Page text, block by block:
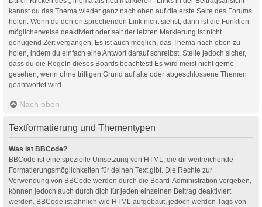
kannst du das Thema wieder ganz nach oben auf die erste Seite des Forums
holen. Wenn du den entsprechenden Link nicht siehst, dann ist die Funktion
möglicherweise deaktiviert oder seit der letzten Markierung ist nicht
genügend Zeit vergangen. Es ist auch möglich, das Thema nach oben zu
holen, indem du einfach eine Antwort darauf schreibst. Stelle jedoch sicher,
dass du die Regeln dieses Boards beachtest! Es wird meist nicht gerne
gesehen, wenn ohne triftigen Grund auf alte oder abgeschlossene Themen
geantwortet wird.
Nach oben
Textformatierung und Thementypen
Was ist BBCode?
BBCode ist eine spezielle Umsetzung von HTML, die dir weitreichende
Formatierungsmöglichkeiten für deinen Text gibt. Die Rechte zur
Verwendung von BBCode werden durch die Board-Administration vergeben,
können jedoch auch durch dich für jeden einzelnen Beitrag deaktiviert
werden. BBCode ist ähnlich wie HTML aufgebaut, jedoch werden Tags von